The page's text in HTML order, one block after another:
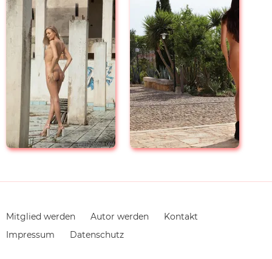
Navigation
überspringen
Mitglied werden Autor werden
Kontakt
Impressum
Datenschutz